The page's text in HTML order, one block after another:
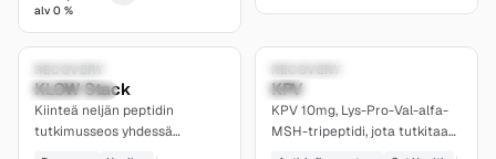
alv 0 %
Research Only
established
KLOW Stack
Kiinteä neljän peptidin
tutkimusseos yhdessä
Research Only
moderate
KPV
KPV 10mg, Lys-Pro-Val-alfa-
MSH-tripeptidi, jota tutkitaan